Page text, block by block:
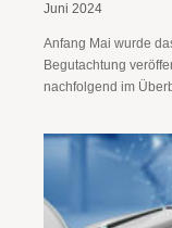
Juni 2024
Anfang Mai wurde
Begutachtung
nachfolgend im